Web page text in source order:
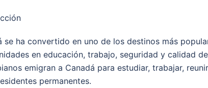
se ha convertido en uno de los destinos más
en educación, trabajo, seguridad y calidad
emigran a Canadá para estudiar, trabajar,
permanentes.